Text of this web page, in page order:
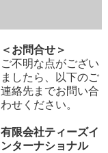
＜お問合せ＞
ご不明な点がござい
ましたら、以下のご
連絡先までお問い合
わせください。
有限会社ティーズイ
ンターナショナル